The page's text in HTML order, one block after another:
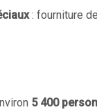
: fourniture
5 400